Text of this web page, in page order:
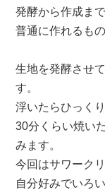
教
室
～
発酵から作成ま
普通に作れるも
生地を発酵させ
す。
浮いたらひっく
30分くらい焼い
みます。
今回はサワーク
自分好みでいろ